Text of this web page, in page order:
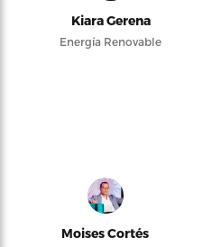
Kiara Gerena
Energía Renovable
Moises Cortés